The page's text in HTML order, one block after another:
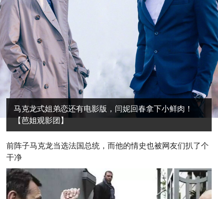
马克龙式姐弟恋还有电影版，闫妮回春拿下小鲜肉！
【芭姐观影团】
前阵子马克龙当选法国总统，而他的情史也被网友们扒了个
干净